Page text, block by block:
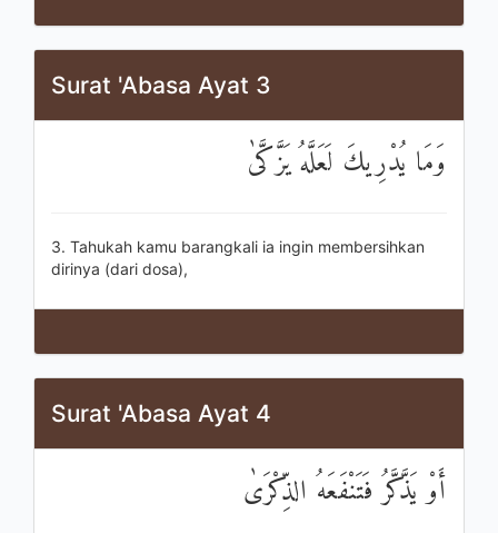
Surat 'Abasa Ayat 3
وَمَا يُدْرِيكَ لَعَلَّهُ يَزَّكَّىٰ
3. Tahukah kamu barangkali ia ingin membersihkan
dirinya (dari dosa),
Surat 'Abasa Ayat 4
أَوْ يَذَّكَّرُ فَتَنْفَعَهُ الذِّكْرَىٰ